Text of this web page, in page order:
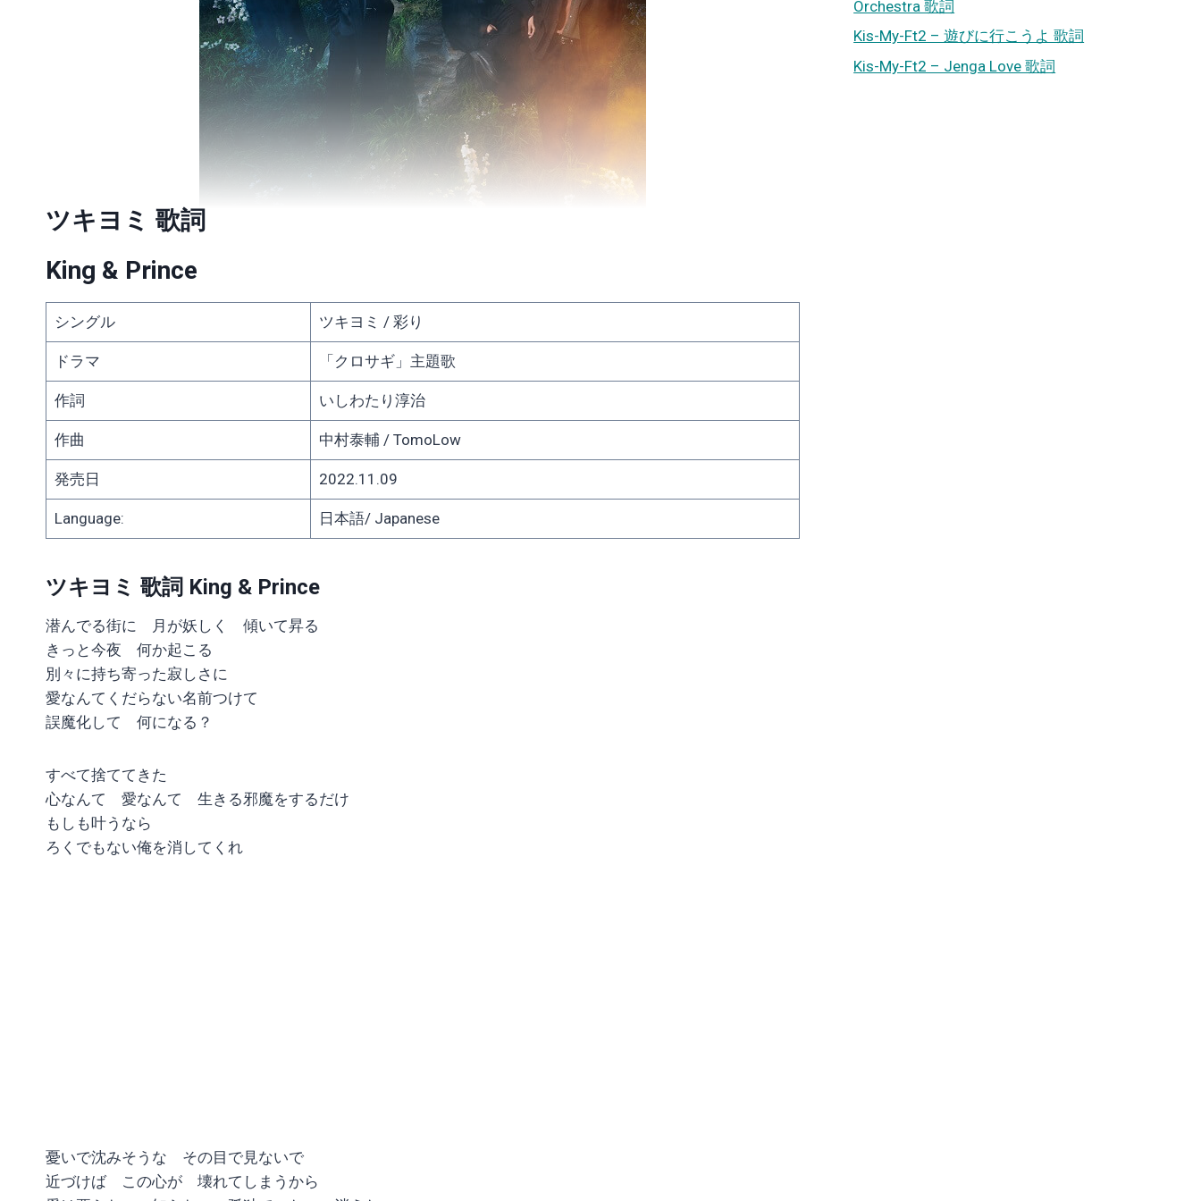
ツキヨミ 歌詞
King & Prince
シングル ツキヨミ / 彩り
ドラマ 「クロサギ」主題歌
作詞 いしわたり淳治
作曲 中村泰輔 / TomoLow
発売日 2022.11.09
Language: 日本語/ Japanese
ツキヨミ 歌詞 King & Prince
潜んでる街に 月が妖しく 傾いて昇る
きっと今夜 何か起こる
別々に持ち寄った寂しさに
愛なんてくだらない名前つけて
誤魔化して 何になる？
すべて捨ててきた
心なんて 愛なんて 生きる邪魔をするだけ
もしも叶うなら
ろくでもない俺を消してくれ
憂いで沈みそうな その目で見ないで
近づけば この心が 壊れてしまうから
Orchestra 歌詞
Kis-My-Ft2 – 遊びに行こうよ 歌詞
Kis-My-Ft2 – Jenga Love 歌詞